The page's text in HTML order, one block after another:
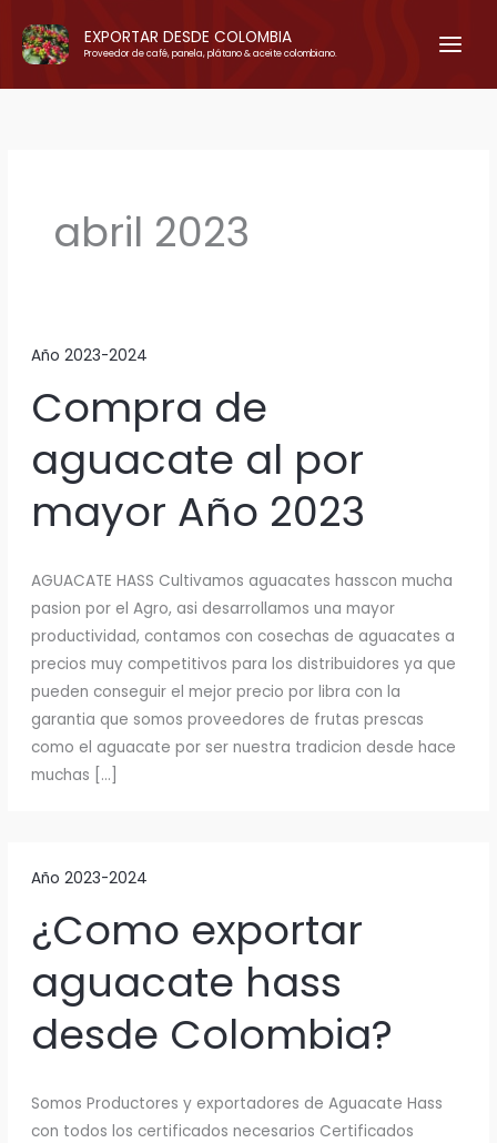
contenido
EXPORTAR DESDE COLOMBIA
Proveedor de café, panela, plátano & aceite colombiano.
abril 2023
Año 2023-2024
Compra de
aguacate al por
mayor Año 2023
AGUACATE HASS Cultivamos aguacates hasscon mucha
pasion por el Agro, asi desarrollamos una mayor
productividad, contamos con cosechas de aguacates a
precios muy competitivos para los distribuidores ya que
pueden conseguir el mejor precio por libra con la
garantia que somos proveedores de frutas prescas
como el aguacate por ser nuestra tradicion desde hace
muchas […]
Año 2023-2024
¿Como exportar
aguacate hass
desde Colombia?
Somos Productores y exportadores de Aguacate Hass
con todos los certificados necesarios Certificados